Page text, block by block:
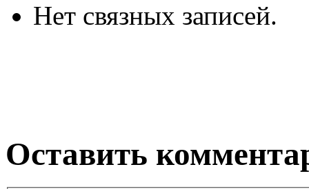
Нет связных записей.
Оставить